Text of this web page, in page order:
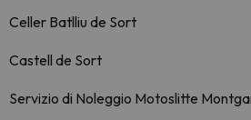
Celler Batlliu de Sort
Castell de Sort
Servizio di Noleggio Motoslitte